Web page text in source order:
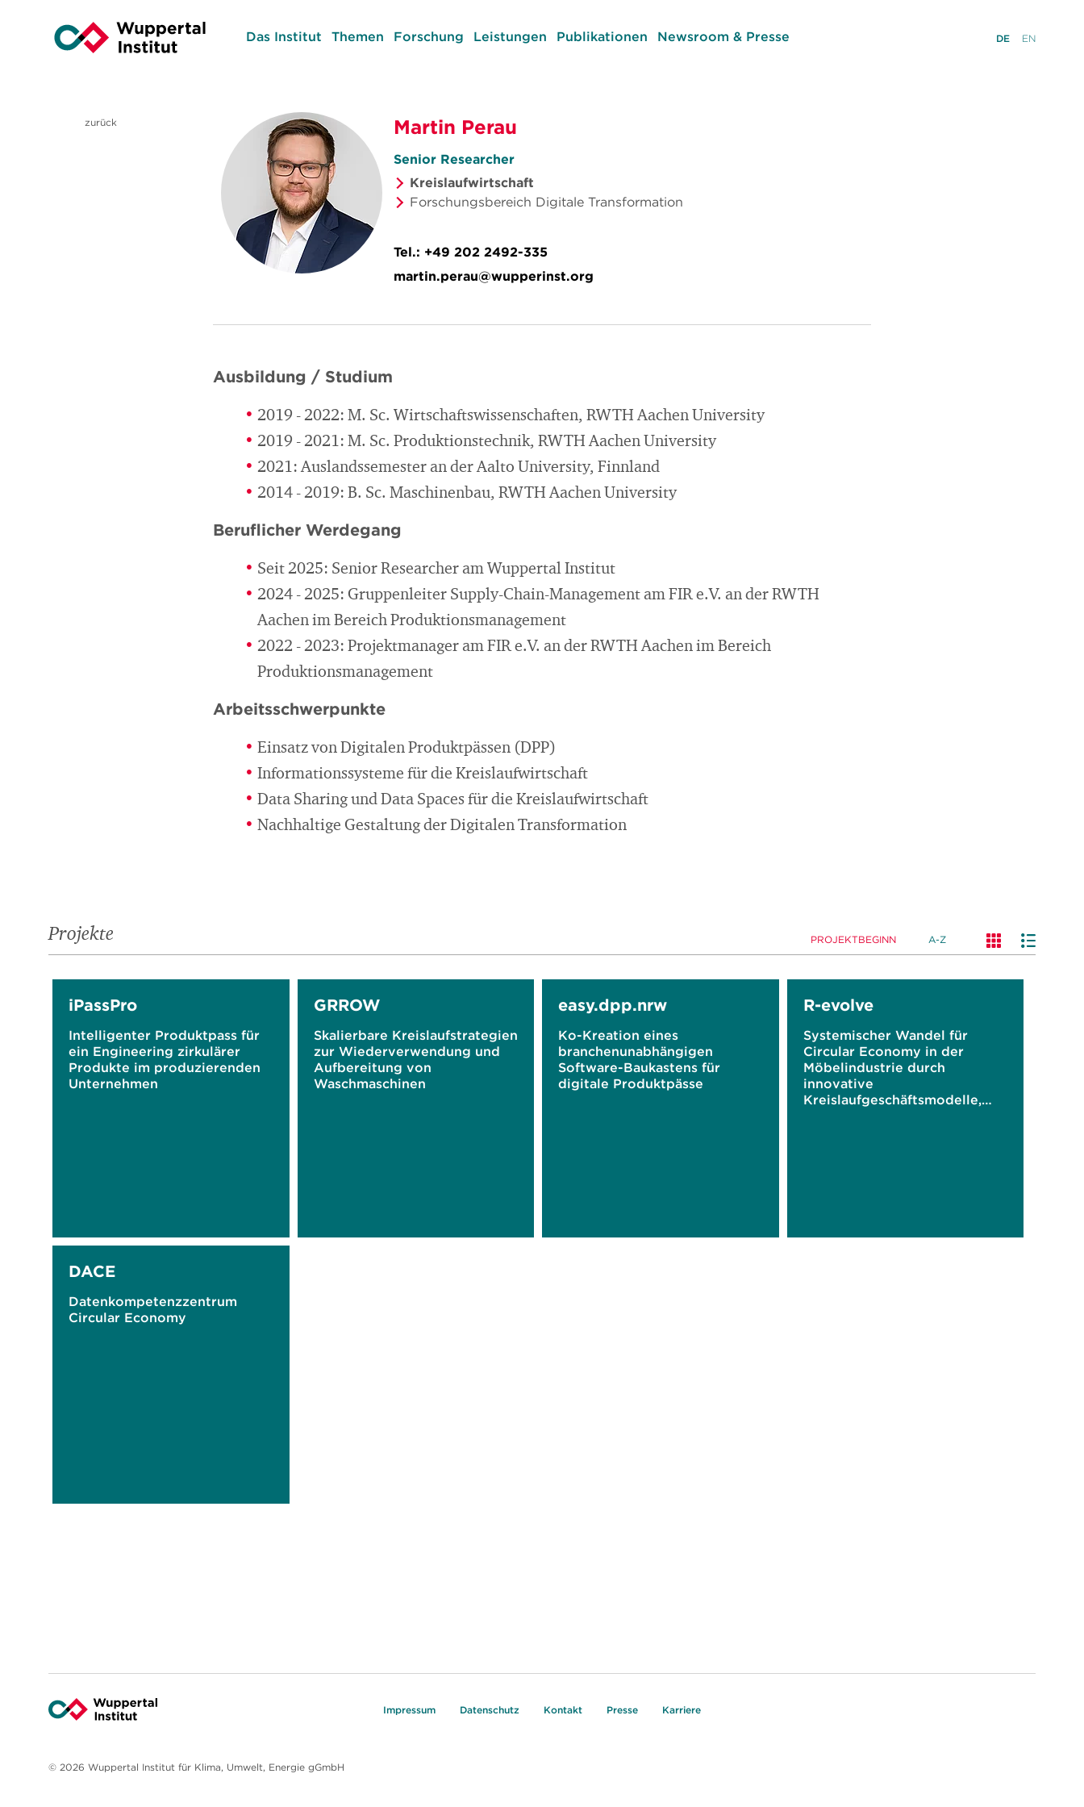
Das Institut Themen Forschung Leistungen Publikationen Newsroom & Presse DE EN
zurück Martin Perau
Senior Researcher
Kreislaufwirtschaft
Forschungsbereich Digitale Transformation
Tel.: +49 202 2492-335
martin.perau@wupperinst.org
Ausbildung / Studium
2019 - 2022: M. Sc. Wirtschaftswissenschaften, RWTH Aachen University
2019 - 2021: M. Sc. Produktionstechnik, RWTH Aachen University
2021: Auslandssemester an der Aalto University, Finnland
2014 - 2019: B. Sc. Maschinenbau, RWTH Aachen University
Beruflicher Werdegang
Seit 2025: Senior Researcher am Wuppertal Institut
2024 - 2025: Gruppenleiter Supply-Chain-Management am FIR e.V. an der RWTH
Aachen im Bereich Produktionsmanagement
2022 - 2023: Projektmanager am FIR e.V. an der RWTH Aachen im Bereich
Produktionsmanagement
Arbeitsschwerpunkte
Einsatz von Digitalen Produktpässen (DPP)
Informationssysteme für die Kreislaufwirtschaft
Data Sharing und Data Spaces für die Kreislaufwirtschaft
Nachhaltige Gestaltung der Digitalen Transformation
Projekte PROJEKTBEGINN A-Z
iPassPro
Intelligenter Produktpass für
ein Engineering zirkulärer
Produkte im produzierenden
Unternehmen
GRROW
Skalierbare Kreislaufstrategien
zur Wiederverwendung und
Aufbereitung von
Waschmaschinen
easy.dpp.nrw
Ko-Kreation eines
branchenunabhängigen
Software-Baukastens für
digitale Produktpässe
R-evolve
Systemischer Wandel für
Circular Economy in der
Möbelindustrie durch
innovative
Kreislaufgeschäftsmodelle,
DACE
Datenkompetenzzentrum
Circular Economy
Impressum Datenschutz Kontakt Presse Karriere
© 2026 Wuppertal Institut für Klima, Umwelt, Energie gGmbH